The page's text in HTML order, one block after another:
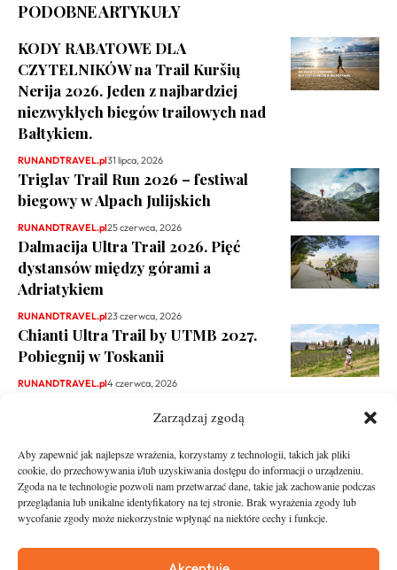
Zarządzaj zgodą
Aby zapewnić jak najlepsze wrażenia, korzystamy z technologii, takich jak pliki
cookie, do przechowywania i/lub uzyskiwania dostępu do informacji o urządzeniu.
Zgoda na te technologie pozwoli nam przetwarzać dane, takie jak zachowanie podczas
przeglądania lub unikalne identyfikatory na tej stronie. Brak wyrażenia zgody lub
wycofanie zgody może niekorzystnie wpłynąć na niektóre cechy i funkcje.
PODOBNE ARTYKUŁY
KODY RABATOWE DLA
CZYTELNIKÓW na Trail Kuršių
Nerija 2026. Jeden z najbardziej
niezwykłych biegów trailowych nad
Bałtykiem.
RUNANDTRAVEL.pl31 lipca, 2026
Triglav Trail Run 2026 – festiwal
biegowy w Alpach Julijskich
RUNANDTRAVEL.pl25 czerwca, 2026
Dalmacija Ultra Trail 2026. Pięć
dystansów między górami a
Adriatykiem
RUNANDTRAVEL.pl23 czerwca, 2026
Chianti Ultra Trail by UTMB 2027.
Pobiegnij w Toskanii
RUNANDTRAVEL.pl4 czerwca, 2026
O nas